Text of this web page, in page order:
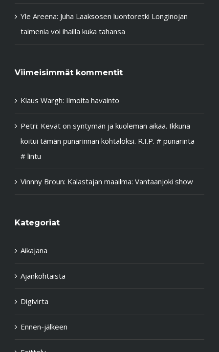
Kalastajan maailma: Vantaanjoki show
Yle Areena: Juha Laaksosen luontoretki Longinojan
taimenia voi ihailla kuka tahansa
Klaus Wargh:Ilmoita havainto
Petri:Kevät on syntymän ja kuoleman aikaa. Ikkuna
koitui tämän punarinnan kohtaloksi. R.I.P. # punarinta
# lintu
Vinnny Broun:Kalastajan maailma: Vantaanjoki show
Aikajana
Ajankohtaista
Digivirta
Ennen-jälkeen